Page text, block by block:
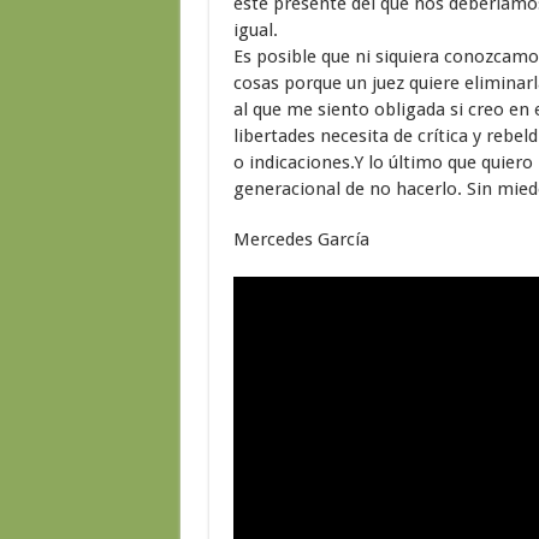
igual.
Es posible que ni siquiera
cosas porque un juez quiere
al que me siento obligada si creo en
libertades necesita de crítica y
o indicaciones.Y lo último que
generacional de no hacerlo. Sin
Mercedes García